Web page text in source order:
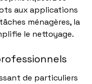
aux applications
ménagères, la
le nettoyage.
de particuliers